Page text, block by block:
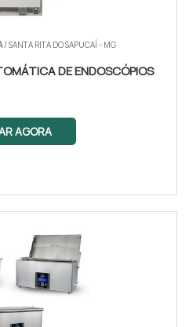
/ SANTA RITA DO SAPUCAÍ - MG
DE ENDOSCÓPIOS
AGORA